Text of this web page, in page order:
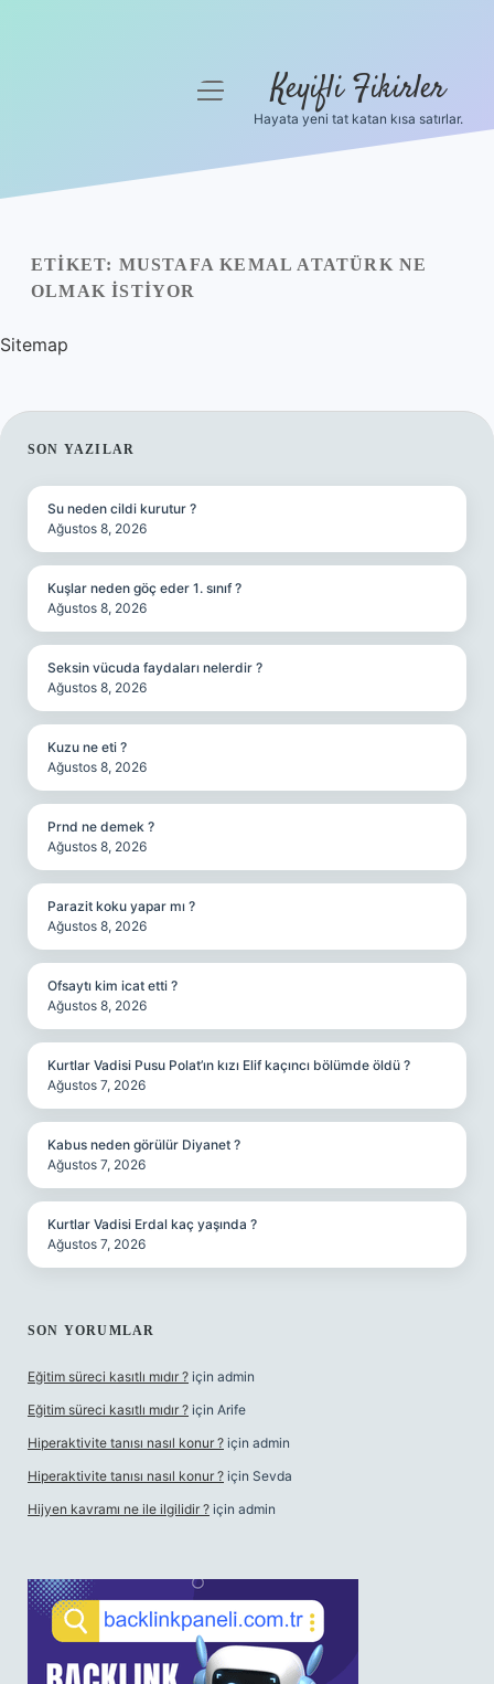
Yasal Uyarı
menüyü
Keyifli Fikirler
Hayata yeni tat katan kısa satırlar.
ETIKET: MUSTAFA KEMAL ATATÜRK NE
OLMAK ISTIYOR
Sitemap
SIDEBAR
SON YAZILAR
Su neden cildi kurutur ?
Ağustos 8, 2026
Kuşlar neden göç eder 1. sınıf ?
Ağustos 8, 2026
Seksin vücuda faydaları nelerdir ?
Ağustos 8, 2026
Kuzu ne eti ?
Ağustos 8, 2026
Prnd ne demek ?
Ağustos 8, 2026
Parazit koku yapar mı ?
Ağustos 8, 2026
Ofsaytı kim icat etti ?
Ağustos 8, 2026
Kurtlar Vadisi Pusu Polat’ın kızı Elif kaçıncı bölümde öldü ?
Ağustos 7, 2026
Kabus neden görülür Diyanet ?
Ağustos 7, 2026
Kurtlar Vadisi Erdal kaç yaşında ?
Ağustos 7, 2026
SON YORUMLAR
Eğitim süreci kasıtlı mıdır ? için admin
Eğitim süreci kasıtlı mıdır ? için Arife
Hiperaktivite tanısı nasıl konur ? için admin
Hiperaktivite tanısı nasıl konur ? için Sevda
Hijyen kavramı ne ile ilgilidir ? için admin